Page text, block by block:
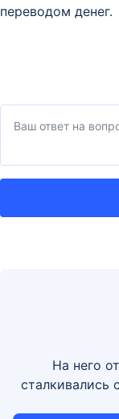
переводом денег.
На него
сталкивались